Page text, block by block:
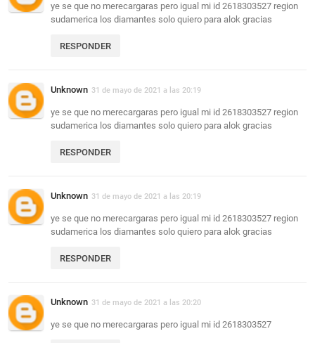
ye se que no merecargaras pero igual mi id 2618303527 region
sudamerica los diamantes solo quiero para alok gracias
RESPONDER
Unknown 31 de mayo de 2021 a las 20:19
ye se que no merecargaras pero igual mi id 2618303527 region
sudamerica los diamantes solo quiero para alok gracias
RESPONDER
Unknown 31 de mayo de 2021 a las 20:19
ye se que no merecargaras pero igual mi id 2618303527 region
sudamerica los diamantes solo quiero para alok gracias
RESPONDER
Unknown 31 de mayo de 2021 a las 20:20
ye se que no merecargaras pero igual mi id 2618303527